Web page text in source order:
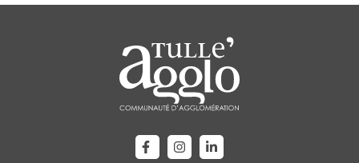
Lien vers le compte Facebook
Lien vers le compte Instagram
Lien vers le compte